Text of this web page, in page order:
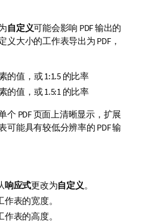
自定义可能会影响 PDF输出的
义大小的工作表导出为 PDF，
的值，或 1:1.5 的比率
的值，或 1.5:1 的比率
个 PDF页面上清晰显示，扩展
可能具有较低分辨率的 PDF输
响应式更改为自定义。
表的宽度。
表的高度。